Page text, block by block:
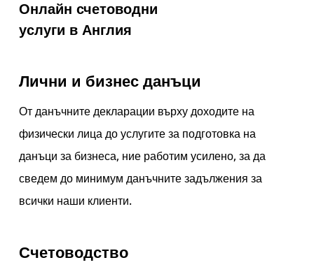
Онлайн счетоводни
услуги в Англия
Лични и бизнес данъци
От данъчните декларации върху доходите на
физически лица до услугите за подготовка на
данъци за бизнеса, ние работим усилено, за да
сведем до минимум данъчните задължения за
всички наши клиенти.
Счетоводство